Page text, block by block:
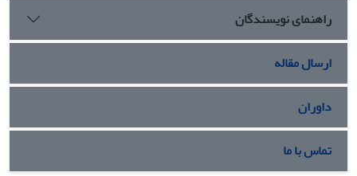
راهنمای نویسندگان
ارسال مقاله
داوران
تماس با ما